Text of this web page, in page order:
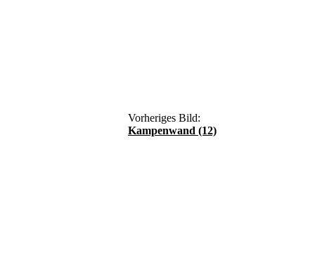
Vorheriges Bild:
Kampenwand (12)